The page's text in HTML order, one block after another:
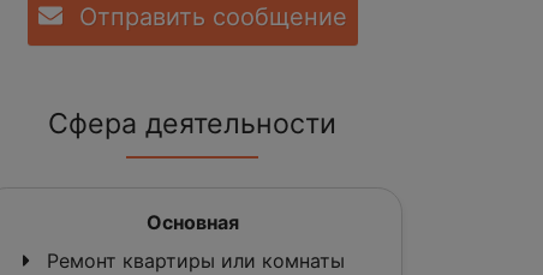
Отправить сообщение
Сфера деятельности
Основная
Ремонт квартиры или комнаты